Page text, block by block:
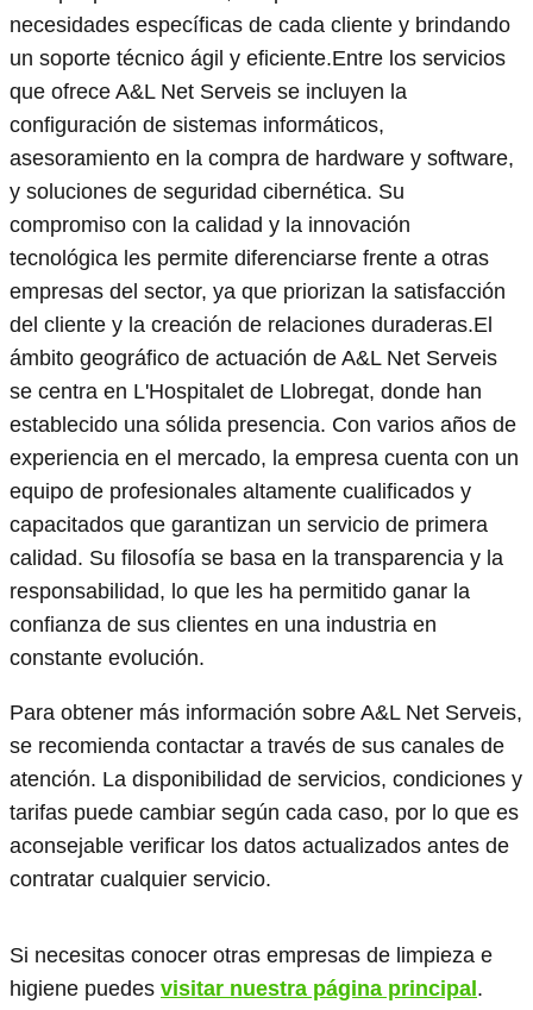
necesidades específicas de cada cliente y brindando
un soporte técnico ágil y eficiente.Entre los servicios
que ofrece A&L Net Serveis se incluyen la
configuración de sistemas informáticos,
asesoramiento en la compra de hardware y software,
y soluciones de seguridad cibernética. Su
compromiso con la calidad y la innovación
tecnológica les permite diferenciarse frente a otras
empresas del sector, ya que priorizan la satisfacción
del cliente y la creación de relaciones duraderas.El
ámbito geográfico de actuación de A&L Net Serveis
se centra en L'Hospitalet de Llobregat, donde han
establecido una sólida presencia. Con varios años de
experiencia en el mercado, la empresa cuenta con un
equipo de profesionales altamente cualificados y
capacitados que garantizan un servicio de primera
calidad. Su filosofía se basa en la transparencia y la
responsabilidad, lo que les ha permitido ganar la
confianza de sus clientes en una industria en
constante evolución.
Para obtener más información sobre A&L Net Serveis,
se recomienda contactar a través de sus canales de
atención. La disponibilidad de servicios, condiciones y
tarifas puede cambiar según cada caso, por lo que es
aconsejable verificar los datos actualizados antes de
contratar cualquier servicio.
Si necesitas conocer otras empresas de limpieza e
higiene puedes visitar nuestra página principal .